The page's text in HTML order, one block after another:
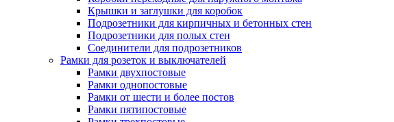
Крышки и заглушки для коробок
Подрозетники для кирпичных и бетонных стен
Подрозетники для полых стен
Соединители для подрозетников
Рамки для розеток и выключателей
Рамки двухпостовые
Рамки однопостовые
Рамки от шести и более постов
Рамки пятипостовые